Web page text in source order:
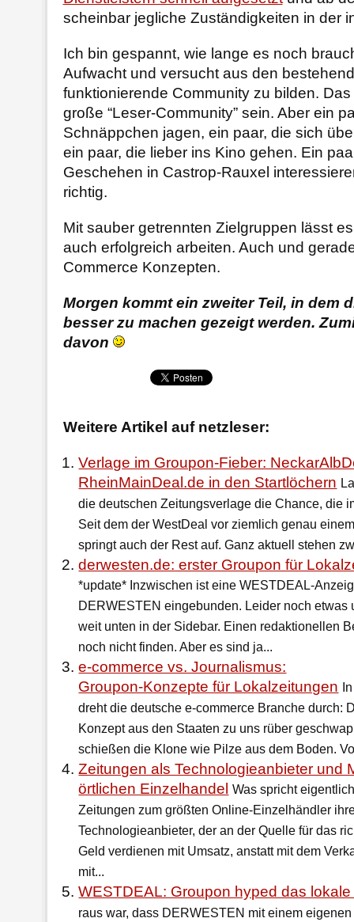
scheinbar jegliche Zuständigkeiten in der
Ich bin gespannt, wie lange es noch
Aufwacht und versucht aus den
funktionierende Community zu bilden.
große “Leser-Community” sein. Aber ein
Schnäppchen jagen, ein paar, die sich
ein paar, die lieber ins Kino gehen. Ein
Geschehen in Castrop-Rauxel
richtig.
Mit sauber getrennten Zielgruppen lässt
auch erfolgreich arbeiten. Auch und
Commerce Konzepten.
Morgen kommt ein zweiter Teil, in dem
besser zu machen gezeigt werden.
davon
Weitere Artikel auf netzleser:
Verlage im Groupon-Fieber:
RheinMainDeal.de in den Startlöchern
die deutschen Zeitungsverlage die Chance, die
Seit dem der WestDeal vor ziemlich genau
springt auch der Rest auf. Ganz aktuell stehen
derwesten.de: erster Groupon für
*update* Inzwischen ist eine WESTDEAL-
DERWESTEN eingebunden. Leider noch etwas
weit unten in der Sidebar. Einen redaktionellen
noch nicht finden. Aber es sind ja...
e-commerce vs. Journalismus:
Groupon-Konzepte für Lokalzeitungen
dreht die deutsche e-commerce Branche durch:
Konzept aus den Staaten zu uns rüber
schießen die Klone wie Pilze aus dem Boden.
Zeitungen als Technologieanbieter und
örtlichen Einzelhandel Was spricht
Zeitungen zum größten Online-Einzelhändler
Technologieanbieter, der an der Quelle für das
Geld verdienen mit Umsatz, anstatt mit dem
mit...
WESTDEAL: Groupon hyped das
raus war, dass DERWESTEN mit einem